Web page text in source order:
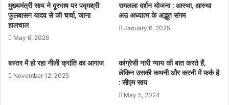
मुख्यमंत्री साय ने दूरभाष पर पद्मश्री
फुलबासन यादव से की चर्चा, जाना
हालचाल
May 6, 2026
रामलला दर्शन योजना : आस्था, आस्था
अउ अध्यात्म के अद्भुत संगम
January 6, 2025
बस्तर में हो रहा नीली क्रांति का आगाज
November 12, 2025
कांग्रेसी नारी न्याय की बात करते हैं,
लेकिन उसकी कथनी और करनी में फर्क है
: सीएम साय
May 5, 2024